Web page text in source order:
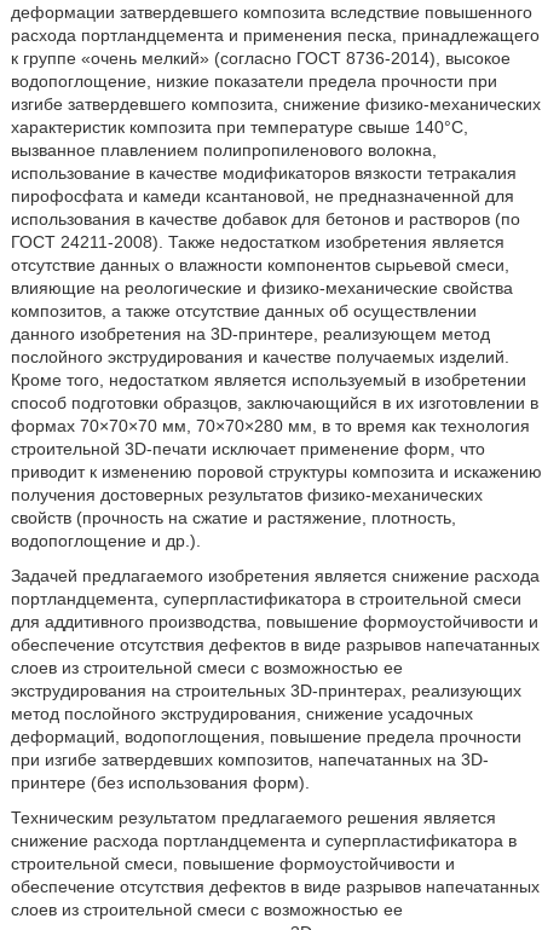
деформации затвердевшего композита вследствие повышенного
расхода портландцемента и применения песка, принадлежащего
к группе «очень мелкий» (согласно ГОСТ 8736-2014), высокое
водопоглощение, низкие показатели предела прочности при
изгибе затвердевшего композита, снижение физико-механических
характеристик композита при температуре свыше 140°C,
вызванное плавлением полипропиленового волокна,
использование в качестве модификаторов вязкости тетракалия
пирофосфата и камеди ксантановой, не предназначенной для
использования в качестве добавок для бетонов и растворов (по
ГОСТ 24211-2008). Также недостатком изобретения является
отсутствие данных о влажности компонентов сырьевой смеси,
влияющие на реологические и физико-механические свойства
композитов, а также отсутствие данных об осуществлении
данного изобретения на 3D-принтере, реализующем метод
послойного экструдирования и качестве получаемых изделий.
Кроме того, недостатком является используемый в изобретении
способ подготовки образцов, заключающийся в их изготовлении в
формах 70×70×70 мм, 70×70×280 мм, в то время как технология
строительной 3D-печати исключает применение форм, что
приводит к изменению поровой структуры композита и искажению
получения достоверных результатов физико-механических
свойств (прочность на сжатие и растяжение, плотность,
водопоглощение и др.).
Задачей предлагаемого изобретения является снижение расхода
портландцемента, суперпластификатора в строительной смеси
для аддитивного производства, повышение формоустойчивости и
обеспечение отсутствия дефектов в виде разрывов напечатанных
слоев из строительной смеси с возможностью ее
экструдирования на строительных 3D-принтерах, реализующих
метод послойного экструдирования, снижение усадочных
деформаций, водопоглощения, повышение предела прочности
при изгибе затвердевших композитов, напечатанных на 3D-
принтере (без использования форм).
Техническим результатом предлагаемого решения является
снижение расхода портландцемента и суперпластификатора в
строительной смеси, повышение формоустойчивости и
обеспечение отсутствия дефектов в виде разрывов напечатанных
слоев из строительной смеси с возможностью ее